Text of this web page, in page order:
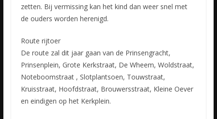
zetten. Bij vermissing kan het kind dan weer snel met
de ouders worden herenigd.
Route rijtoer
De route zal dit jaar gaan van de Prinsengracht,
Prinsenplein, Grote Kerkstraat, De Wheem, Woldstraat,
Noteboomstraat , Slotplantsoen, Touwstraat,
Kruisstraat, Hoofdstraat, Brouwersstraat, Kleine Oever
en eindigen op het Kerkplein.